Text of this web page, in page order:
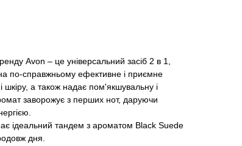
Avon – це універсальний засіб 2 в 1,
на по-справжньому ефективне і приємне
шкіру, а також надає пом'якшувальну і
заворожує з перших нот, даруючи
ідеальний тандем з ароматом Black Suede
дня.